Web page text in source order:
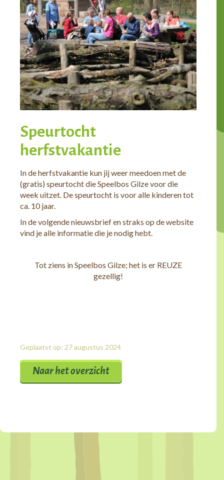
Speurtocht
herfstvakantie
In de herfstvakantie kun jij weer meedoen met de
(gratis) speurtocht die Speelbos Gilze voor die
week uitzet. De speurtocht is voor alle kinderen tot
ca. 10 jaar.
In de volgende nieuwsbrief en straks op de website
vind je alle informatie die je nodig hebt.
Tot ziens in Speelbos Gilze; het is er REUZE
gezellig!
Geplaatst op: 27 augustus 2024
Naar het overzicht